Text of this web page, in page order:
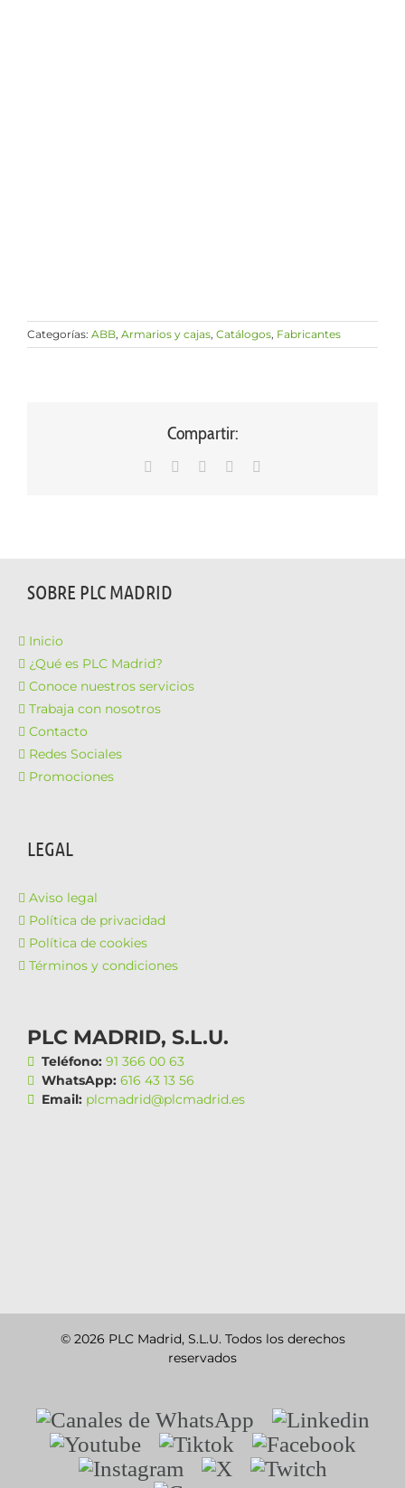
Categorías: ABB, Armarios y cajas, Catálogos, Fabricantes
Compartir:
WhatsAppLinkedInFacebook
SOBRE PLC MADRID
Inicio
¿Qué es PLC Madrid?
Conoce nuestros servicios
Trabaja con nosotros
Contacto
Redes Sociales
Promociones
LEGAL
Aviso legal
Política de privacidad
Política de cookies
Términos y condiciones
PLC MADRID, S.L.U.
Teléfono: 91 366 00 63
WhatsApp: 616 43 13 56
Email: plcmadrid@plcmadrid.es
© 2026 PLC Madrid, S.L.U. Todos los derechos
reservados
Canales
de
WhatsApp
Linkedin
Youtube
Tiktok
Facebook
Instagram
X
Twitch